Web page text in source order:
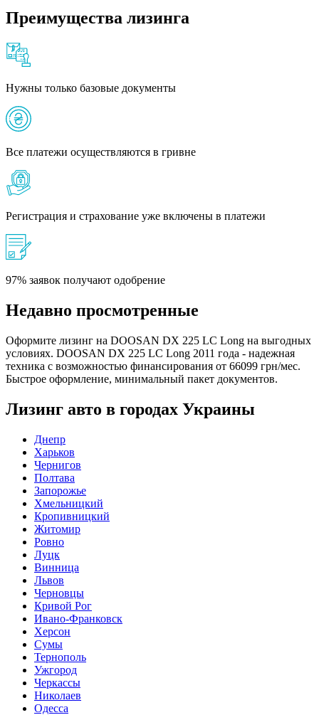
Преимущества лизинга
Нужны только базовые документы
Все платежи осуществляются в гривне
Регистрация и страхование уже включены в платежи
97% заявок получают одобрение
Недавно просмотренные
Оформите лизинг на DOOSAN DX 225 LC Long на выгодных
условиях. DOOSAN DX 225 LC Long 2011 года - надежная
техника с возможностью финансирования от 66099 грн/мес.
Быстрое оформление, минимальный пакет документов.
Лизинг авто в городах Украины
Днепр
Харьков
Чернигов
Полтава
Запорожье
Хмельницкий
Кропивницкий
Житомир
Ровно
Луцк
Винница
Львов
Черновцы
Кривой Рог
Ивано-Франковск
Херсон
Сумы
Тернополь
Ужгород
Черкассы
Николаев
Одесса